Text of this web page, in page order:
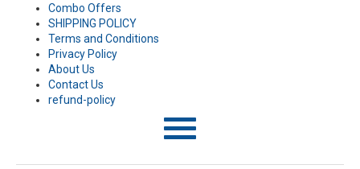
Combo Offers
SHIPPING POLICY
Terms and Conditions
Privacy Policy
About Us
Contact Us
refund-policy
T
o